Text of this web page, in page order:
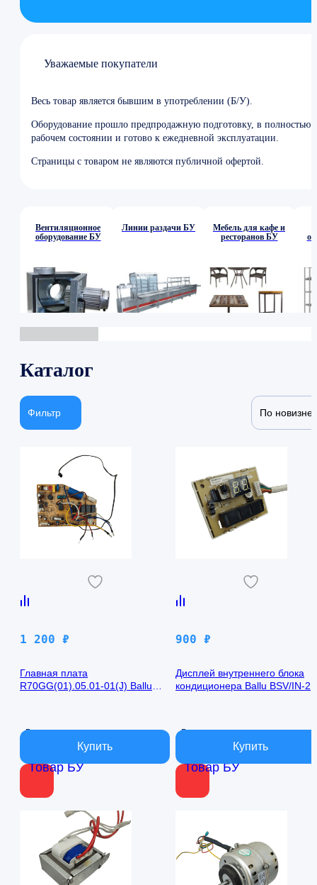
Уважаемые покупатели
Весь товар является бывшим в употреблении (Б/У).
Оборудование прошло предпродажную подготовку, в полностью
рабочем состоянии и готово к ежедневной эксплуатации.
Страницы с товаром не являются публичной офертой.
Вентиляционное
оборудование БУ
Линии раздачи БУ
Мебель для кафе и
ресторанов БУ
Каталог
Фильтр По новизне
Товар БУ
1 200 ₽
Главная плата
R70GG(01).05.01-01(J) Ballu
В наличии
Товар БУ
900 ₽
Дисплей внутреннего блока
кондиционера Ballu BSV/IN-
В наличии